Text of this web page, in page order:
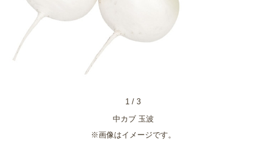
中カブ 玉波
※画像はイメージです。
1 / 3